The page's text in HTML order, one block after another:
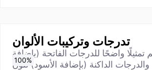
تدرجات وتركيبات الألوان
تمثيلًا واضحًا للدرجات الفاتحة (بإضافة
والدرجات الداكنة (بإضافة الأسود) للون
0%
10%
20%
30%
40%
50%
60%
70%
80%
90%
100%